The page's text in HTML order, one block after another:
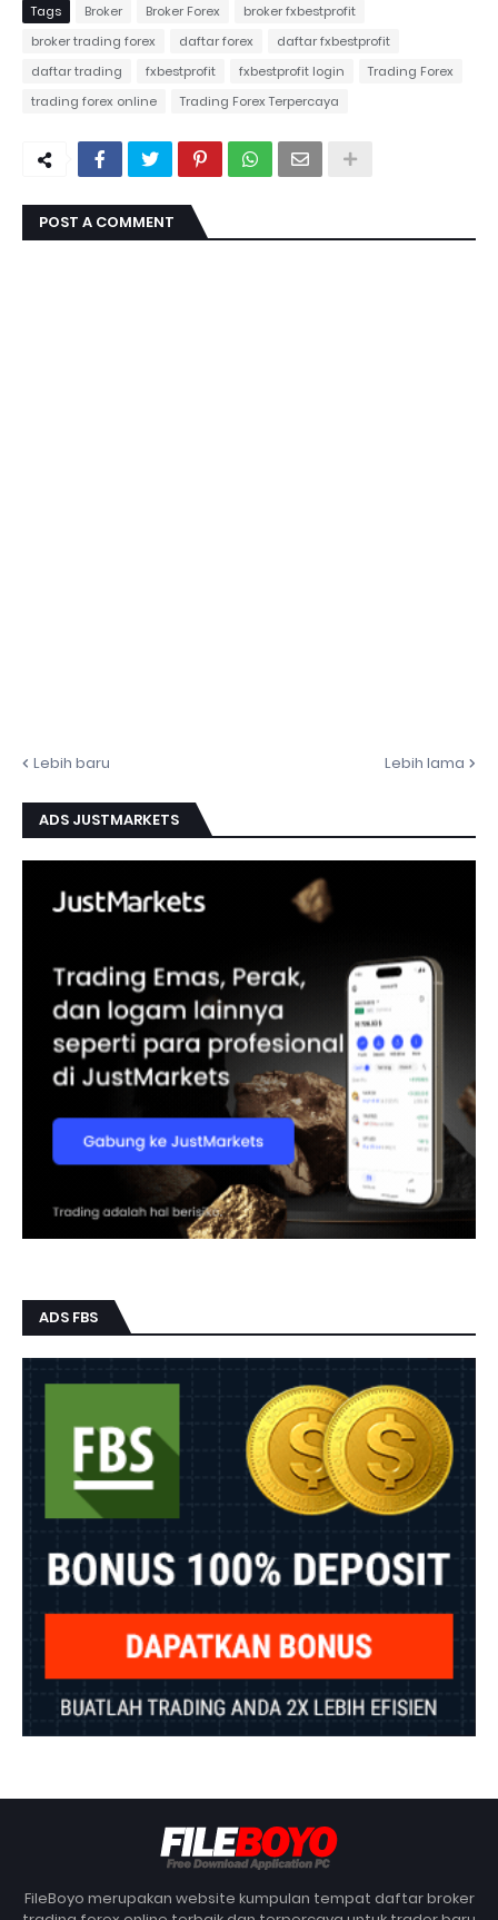
Tags Broker Broker Forex
broker fxbestprofit
broker trading forex
daftar forex
daftar fxbestprofit
daftar trading
fxbestprofit fxbestprofit login
Trading Forex
trading forex online
Trading Forex Terpercaya
POST A COMMENT
Lebih baru Lebih lama
ADS JUSTMARKETS
ADS FBS
FileBoyo merupakan website kumpulan tempat daftar broker